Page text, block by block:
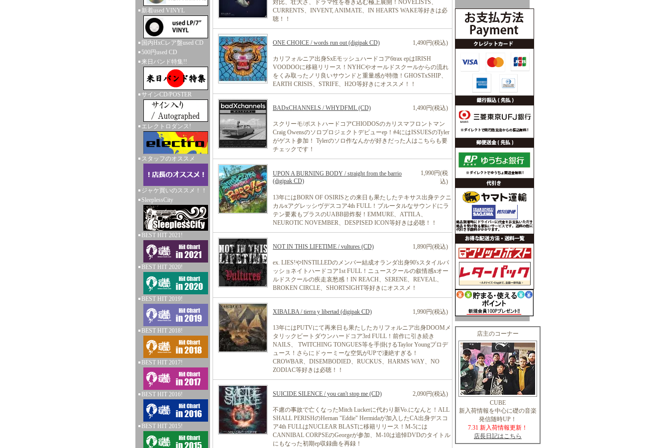
新着used VINYL
国内HxCレア盤used CD
500円used CD
来日バンド特集!!
サインCD/POSTER
エレクトロダンス!
スタッフのオススメ
ジャケ買いのススメ！！
SleeplessCity
BEST HIT 2021!
BEST HIT 2020!
BEST HIT 2019!
BEST HIT 2018!
BEST HIT 2017!
BEST HIT 2016!
BEST HIT 2015!
対比、壮大さ、ドラマ性を巻き込む極上展開！NOVELISTS、
CURRENTS、INVENT, ANIMATE、IN HEARTS WAKE等好きは必
聴！！
ONE CHOICE / words run out (digipak CD) 1,490円(税込)
カリフォルニア出身SxEモッシュハードコア6trax epはIRISH
VOODOOに移籍リリース！NYHCやオールドスクールからの流れ
をくみ取ったノリ良いサウンドと重量感が特徴！GHOSTxSHIP、
EARTH CRISIS、STRIFE、H2O等好きにオススメ！！
BADxCHANNELS / WHYDFML (CD) 1,490円(税込)
スクリーモ/ポストハードコアCHIODOSのカリスマフロントマン
Craig Owensのソロプロジェクトデビューep！#4にはISSUESのTyler
がゲスト参加！ Tylerのソロ作なんかが好きだった人はこちらも要
チェックです！
UPON A BURNING BODY / straight from the barrio
(digipak CD)
1,990円(税
込)
13年にはBORN OF OSIRISとの来日も果たしたテキサス出身テクニ
カルxアグレッシヴデスコア4th FULL！ブルータルなサウンドにラ
テン要素もプラスのUABB節炸裂！EMMURE、ATTILA、
NEUROTIC NOVEMBER、DESPISED ICON等好きは必聴！！
NOT IN THIS LIFETIME / vultures (CD) 1,890円(税込)
ex. LIES!やINSTILLEDのメンバー結成オランダ出身90'sスタイルパ
ッショネイトハードコア1st FULL！ニュースクールの叙情感xオー
ルドスクールの疾走哀愁感！IN REACH、SERENE、REVEAL、
BROKEN CIRCLE、SHORTSIGHT等好きにオススメ！
XIBALBA / tierra y libertad (digipak CD) 1,990円(税込)
13年にはPUTVにて再来日も果たしたカリフォルニア出身DOOMメ
タリックビートダウンハードコア3rd FULL！前作に引き続き
NAILS、 TWITCHING TONGUES等を手掛けるTaylor Youngプロデ
ュース！さらにドゥーミーな空気がUPで凄絶すぎる！
CROWBAR、DISEMBODIED、RUCKUS、HARMS WAY、NO
ZODIAC等好きは必聴！！
SUICIDE SILENCE / you can't stop me (CD) 2,090円(税込)
不慮の事故で亡くなったMitch Luckerに代わり新Vo.になんと！ALL
SHALL PERISHのHernan "Eddie" Hermidaが加入したCA出身デスコ
ア4th FULLはNUCLEAR BLASTに移籍リリース！M-5には
CANNIBAL CORPSEのGeorgeが参加、M-10は追悼DVDのタイトル
にもなった初期ep収録曲を再録！
店主のコーナー
CUBE
新入荷情報を中心に礎の音楽
発信随時UP！
7.31 新入荷情報更新！
店長日記はこちら